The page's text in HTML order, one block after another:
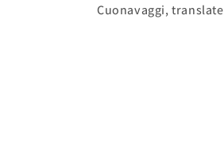
Cuonavaggi,